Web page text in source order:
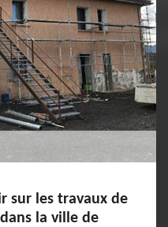
sur les travaux de
la ville de